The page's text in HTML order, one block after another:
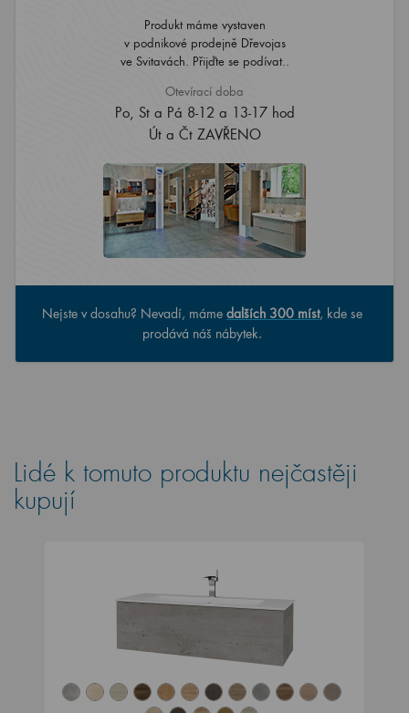
Produkt máme vystaven
v podnikové prodejně Dřevojas
ve Svitavách. Přijďte se podívat..
Otevírací doba
Po, St a Pá 8-12 a 13-17 hod
Út a Čt ZAVŘENO
Nejste v dosahu? Nevadí, máme dalších 300 míst, kde se
prodává náš nábytek.
Lidé k tomuto produktu nejčastěji
kupují